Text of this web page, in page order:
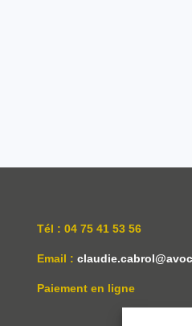
Tél : 04 75 41 53 56
Email :
Paiement en ligne